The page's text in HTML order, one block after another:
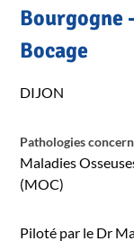
Bourgogne
Bocage
DIJON
Pathologies
Maladies
(MOC)
Piloté par le Dr